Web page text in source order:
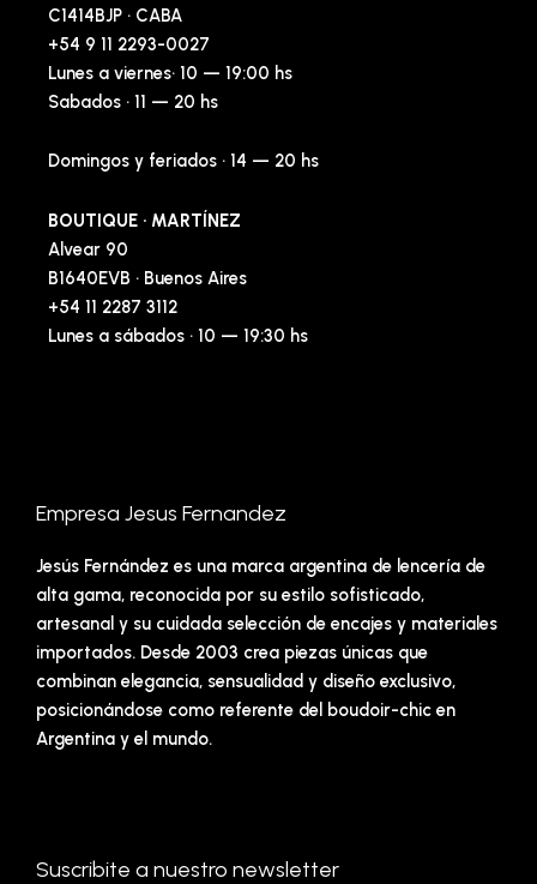
C1414BJP · CABA
+54 9 11 2293-0027
Lunes a viernes· 10 — 19:00 hs
Sabados · 11 — 20 hs
Domingos y feriados · 14 — 20 hs
BOUTIQUE · MARTÍNEZ
Alvear 90
B1640EVB · Buenos Aires
+54 11 2287 3112
Lunes a sábados · 10 — 19:30 hs
Empresa Jesus Fernandez
Jesús Fernández es una marca argentina de lencería de
alta gama, reconocida por su estilo sofisticado,
artesanal y su cuidada selección de encajes y materiales
importados. Desde 2003 crea piezas únicas que
combinan elegancia, sensualidad y diseño exclusivo,
posicionándose como referente del boudoir-chic en
Argentina y el mundo.
Suscribite a nuestro newsletter